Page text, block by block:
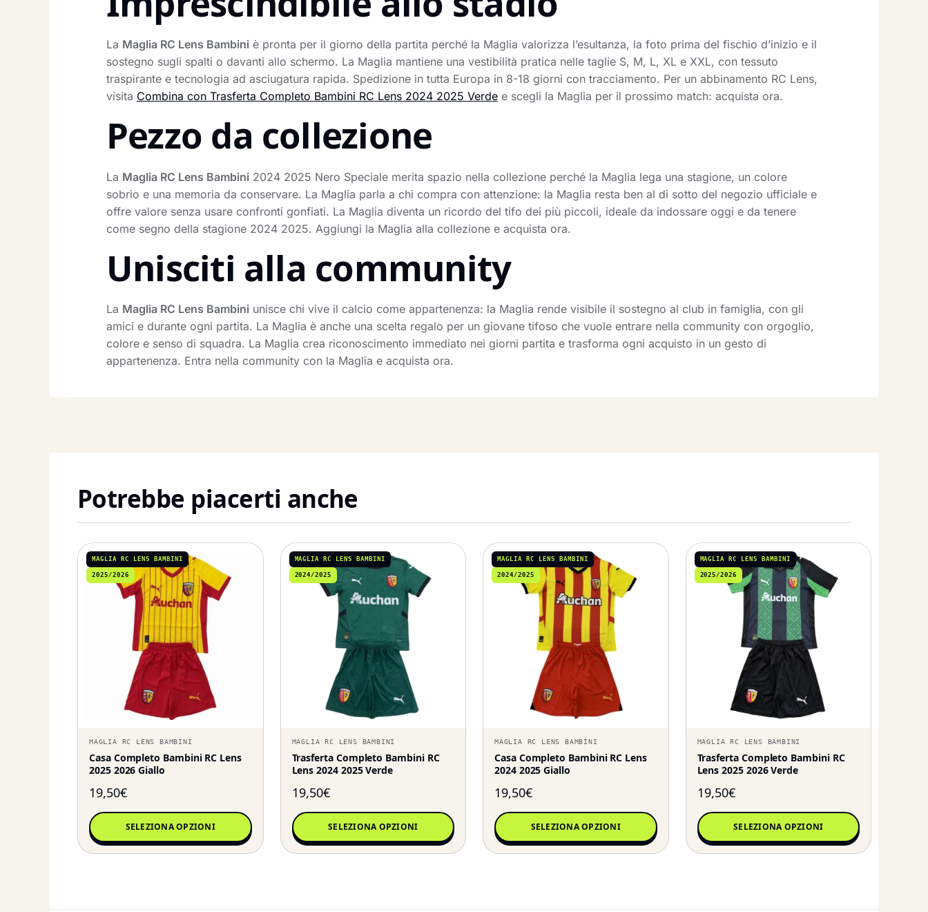
La Maglia RC Lens Bambiniè pronta per il giorno della partita perché la Maglia valorizza l’esultanza, la foto prima del fischio d’inizio e il
sostegno sugli spalti o davanti allo schermo. La Maglia mantiene una vestibilità pratica nelle taglie S, M, L, XL e XXL, con tessuto
traspirante e tecnologia ad asciugatura rapida. Spedizione in tutta Europa in 8-18 giorni con tracciamento. Per un abbinamento RC Lens,
visita Combina con Trasferta Completo Bambini RC Lens 2024 2025 Verdee scegli la Maglia per il prossimo match: acquista ora.
Pezzo da collezione
La Maglia RC Lens Bambini2024 2025 Nero Speciale merita spazio nella collezione perché la Maglia lega una stagione, un colore
sobrio e una memoria da conservare. La Maglia parla a chi compra con attenzione: la Maglia resta ben al di sotto del negozio ufficiale e
offre valore senza usare confronti gonfiati. La Maglia diventa un ricordo del tifo dei più piccoli, ideale da indossare oggi e da tenere
come segno della stagione 2024 2025. Aggiungi la Maglia alla collezione e acquista ora.
Unisciti alla community
La Maglia RC Lens Bambiniunisce chi vive il calcio come appartenenza: la Maglia rende visibile il sostegno al club in famiglia, con gli
amici e durante ogni partita. La Maglia è anche una scelta regalo per un giovane tifoso che vuole entrare nella community con orgoglio,
colore e senso di squadra. La Maglia crea riconoscimento immediato nei giorni partita e trasforma ogni acquisto in un gesto di
appartenenza. Entra nella community con la Maglia e acquista ora.
Potrebbe piacerti anche
MAGLIA RC LENS BAMBINI
2025/2026
MAGLIA RC LENS BAMBINI
Casa Completo Bambini RC Lens
2025 2026 Giallo
19,50€
SELEZIONA OPZIONI
MAGLIA RC LENS BAMBINI
2024/2025
MAGLIA RC LENS BAMBINI
Trasferta Completo Bambini RC
Lens 2024 2025 Verde
19,50€
SELEZIONA OPZIONI
MAGLIA RC LENS BAMBINI
2024/2025
MAGLIA RC LENS BAMBINI
Casa Completo Bambini RC Lens
2024 2025 Giallo
19,50€
SELEZIONA OPZIONI
MAGLIA RC LENS BAMBINI
2025/2026
MAGLIA RC LENS BAMBINI
Trasferta Completo Bambini RC
Lens 2025 2026 Verde
19,50€
SELEZIONA OPZIONI